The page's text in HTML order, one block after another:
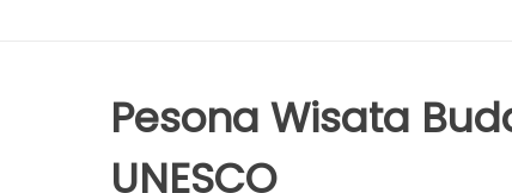
Pesona Wisata
UNESCO